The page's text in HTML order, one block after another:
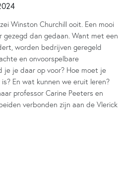
Winston Churchill ooit. Een mooi
gezegd dan gedaan. Want met een
worden bedrijven geregeld
en onvoorspelbare
je je daar op voor? Hoe moet je
En wat kunnen we eruit leren?
professor Carine Peeters en
verbonden zijn aan de Vlerick